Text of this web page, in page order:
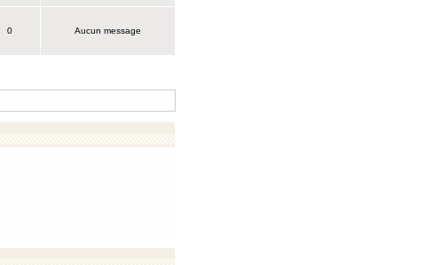
0 Aucun message